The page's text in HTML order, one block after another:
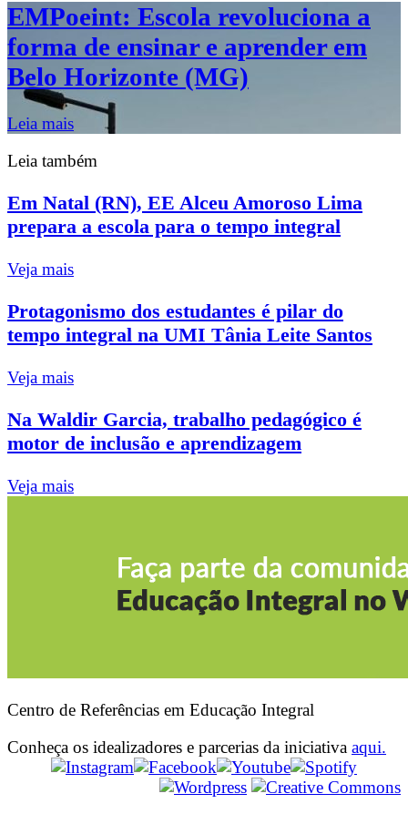
EMPoeint: Escola revoluciona a
forma de ensinar e aprender em
Belo Horizonte (MG)
Leia mais
Leia também
Em Natal (RN), EE Alceu Amoroso Lima
prepara a escola para o tempo integral
Veja mais
Protagonismo dos estudantes é pilar do
tempo integral na UMI Tânia Leite Santos
Veja mais
Na Waldir Garcia, trabalho pedagógico é
motor de inclusão e aprendizagem
Veja mais
Centro de Referências em Educação Integral
Conheça os idealizadores e parcerias da iniciativa aqui.